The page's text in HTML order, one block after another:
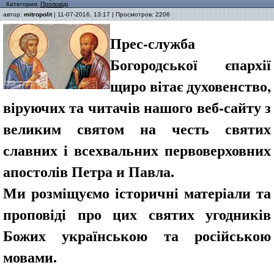
Категория: Проповіді
автор: mitropolit| 11-07-2016, 13:17 | Просмотров: 2206
Прес-служба
Богородської єпархії
щиро вітає духовенство,
віруючих та читачів нашого веб-сайту з
великим святом на честь святих
славних і всехвальних первоверховних
апостолів Петра и Павла.
Ми розміщуємо історичні матеріали та
проповіді про цих святих угодників
Божих українською та російською
мовами.